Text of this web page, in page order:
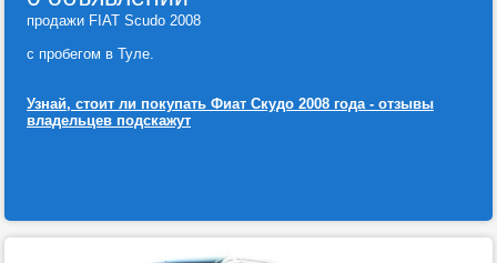
продажи FIAT Scudo 2008
с пробегом в Туле.
Узнай, стоит ли покупать Фиат Скудо 2008 года - отзывы
владельцев подскажут